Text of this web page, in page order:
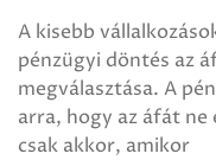
A kisebb
pénzügyi döntés az
megválasztása. A
arra, hogy az áfát
csak akkor, amikor